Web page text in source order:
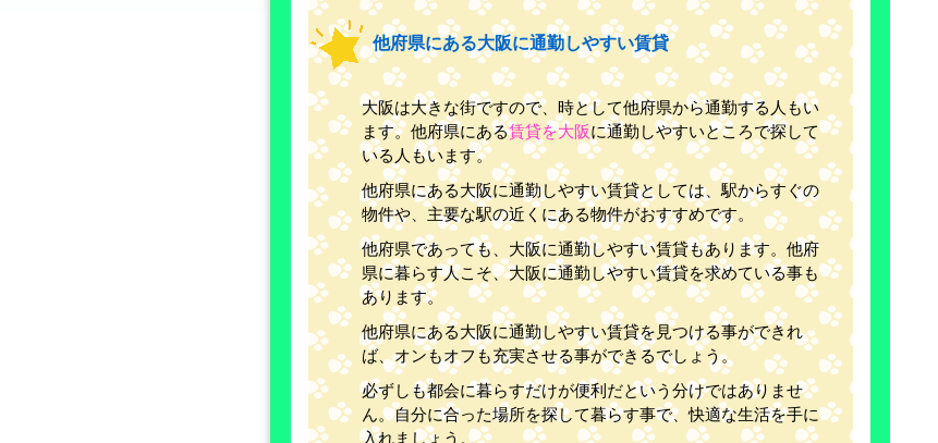
他府県にある大阪に通勤しやすい賃貸
大阪は大きな街ですので、時として他府県から通勤する人もい
ます。他府県にある賃貸を大阪に通勤しやすいところで探して
いる人もいます。
他府県にある大阪に通勤しやすい賃貸としては、駅からすぐの
物件や、主要な駅の近くにある物件がおすすめです。
他府県であっても、大阪に通勤しやすい賃貸もあります。他府
県に暮らす人こそ、大阪に通勤しやすい賃貸を求めている事も
あります。
他府県にある大阪に通勤しやすい賃貸を見つける事ができれ
ば、オンもオフも充実させる事ができるでしょう。
必ずしも都会に暮らすだけが便利だという分けではありませ
ん。自分に合った場所を探して暮らす事で、快適な生活を手に
入れましょう。